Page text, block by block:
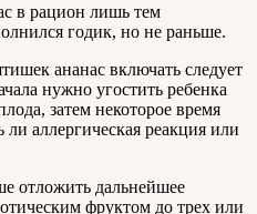
в рацион лишь тем
годик, но не раньше.
ананас включать следует
нужно угостить ребенка
затем некоторое время
аллергическая реакция или
отложить дальнейшее
фруктом до трех или